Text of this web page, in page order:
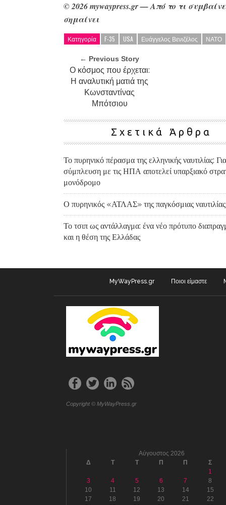
© 2026 mywaypress.gr—Από το τι
σημαίνει
Κατηγορία F-35 USA Ευάγγελος Βενιζέλος ΝΑΤΟ
← Previous Story
Ο κόσμος που έρχεται:
Η αναλυτική ματιά της
Κωνσταντίνας
Μπότσιου
Σχετικά Άρθρα
Το πυρηνικό πέρασμα της ελληνικής ναυτιλίας:
σύμπλευση με τις ΗΠΑ αποτελεί υπαρξιακό
μονόδρομο
Ο πυρηνικός «ΑΤΛΑΣ» της παγκόσμιας ναυτιλίας
Το τσιπ ως αντάλλαγμα: ένα νέο πρότυπο
και η θέση της Ελλάδας
MyWayPress.gr Ποιοι είμαστε
Copyright © MyWayPress.gr
Αύγουστος 2026
Δ
Τ Τ Π Π
Σ
1
3
4 5 6 7
8
10
11 12 13 14
15
17
18 19 20 21
22